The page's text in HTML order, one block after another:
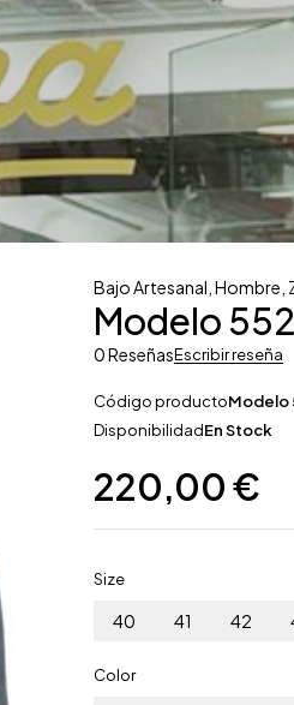
Bajo Artesanal ,Hombre
Modelo 552
0 ReseñasEscribir reseña
Código productoModelo
DisponibilidadEn Stock
220,00€
Size
40 41 42
Color